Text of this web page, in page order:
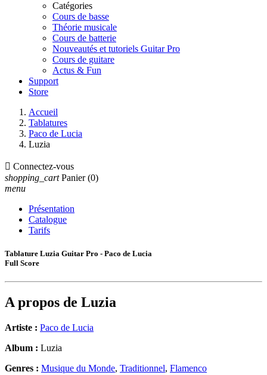
Catégories
Cours de basse
Théorie musicale
Cours de batterie
Nouveautés et tutoriels Guitar Pro
Cours de guitare
Actus & Fun
Support
Store
Accueil
Tablatures
Paco de Lucia
Luzia
 Connectez-vous
shopping_cart Panier (0)
menu
Présentation
Catalogue
Tarifs
Tablature Luzia Guitar Pro - Paco de Lucia
Full Score
A propos de Luzia
Artiste : Paco de Lucia
Album : Luzia
Genres : Musique du Monde, Traditionnel, Flamenco